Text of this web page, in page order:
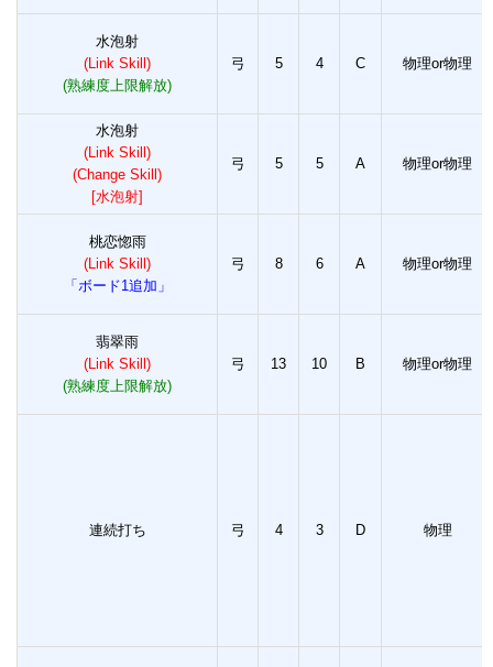
水泡射
(Link Skill)
(熟練度上限解放)
弓 5 4 C 物理or物理
水泡射
(Link Skill)
(Change Skill)
[水泡射]
弓 5 5 A 物理or物理
桃恋惚雨
(Link Skill)
「ボード1追加」
弓 8 6 A 物理or物理
翡翠雨
(Link Skill)
(熟練度上限解放)
弓 13 10 B 物理or物理
連続打ち 弓 4 3 D 物理